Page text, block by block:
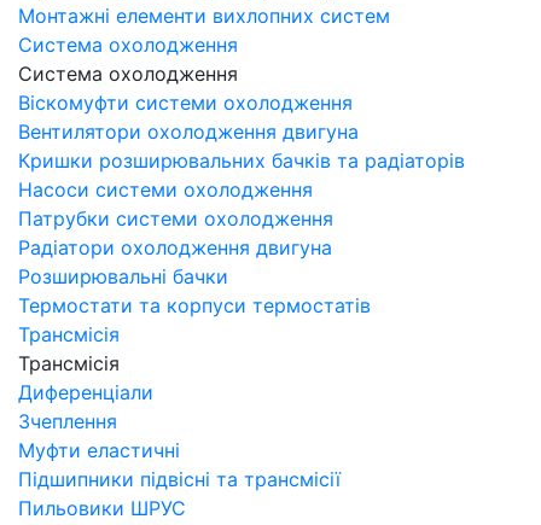
Монтажні елементи вихлопних систем
Система охолодження
Система охолодження
Віскомуфти системи охолодження
Вентилятори охолодження двигуна
Кришки розширювальних бачків та радіаторів
Насоси системи охолодження
Патрубки системи охолодження
Радіатори охолодження двигуна
Розширювальні бачки
Термостати та корпуси термостатів
Трансмісія
Трансмісія
Диференціали
Зчеплення
Муфти еластичні
Підшипники підвісні та трансмісії
Пильовики ШРУС